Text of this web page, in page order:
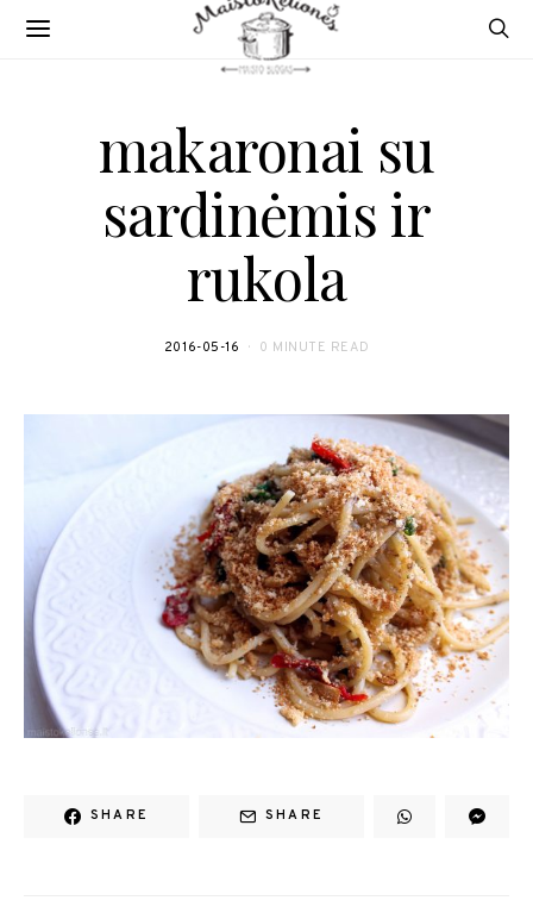
makaronai su
sardinėmis ir
rukola
2016-05-16 0 MINUTE READ
SHARE SHARE